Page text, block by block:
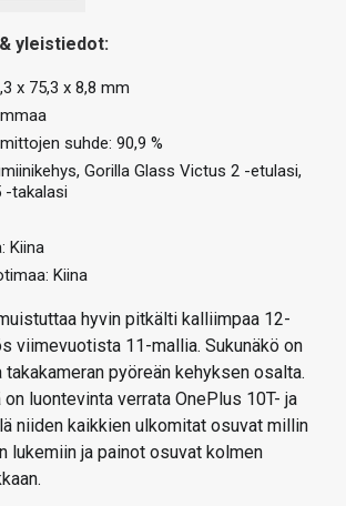
yleistiedot:
x 75,3 x 8,8 mm
suhde: 90,9 %
Gorilla Glass Victus 2 -etulasi,
-takalasi
Kiina
Kiina
hyvin pitkälti kalliimpaa 12-
viimevuotista 11-mallia. Sukunäkö on
pyöreän kehyksen osalta.
on luontevinta verrata OnePlus 10T- ja
niiden kaikkien ulkomitat osuvat millin
lukemiin ja painot osuvat kolmen